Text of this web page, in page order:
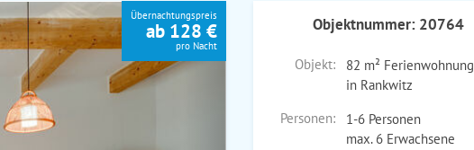
Übernachtungspreis
ab 128 €
pro Nacht
Objektnummer: 20764
Objekt:
82 m² Ferienwohnung
in Rankwitz
Personen:
1-6 Personen
max. 6 Erwachsene